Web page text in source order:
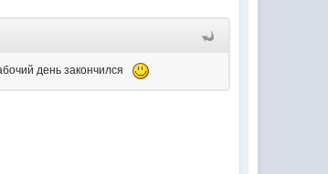
день закончился